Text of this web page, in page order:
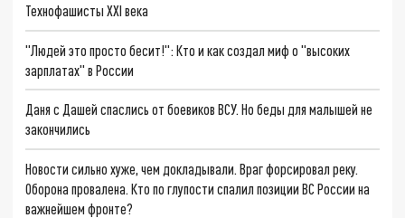
Технофашисты XXI века
"Людей это просто бесит!": Кто и как создал миф о "высоких
зарплатах" в России
Даня с Дашей спаслись от боевиков ВСУ. Но беды для малышей не
закончились
Новости сильно хуже, чем докладывали. Враг форсировал реку.
Оборона провалена. Кто по глупости спалил позиции ВС России на
важнейшем фронте?